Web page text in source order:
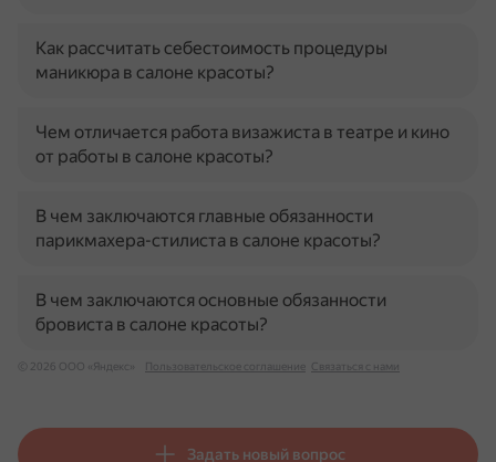
Как рассчитать себестоимость процедуры
маникюра в салоне красоты?
Чем отличается работа визажиста в театре и кино
от работы в салоне красоты?
В чем заключаются главные обязанности
парикмахера-стилиста в салоне красоты?
В чем заключаются основные обязанности
бровиста в салоне красоты?
© 2026 ООО «Яндекс» Пользовательское соглашение Связаться с нами
Задать новый вопрос